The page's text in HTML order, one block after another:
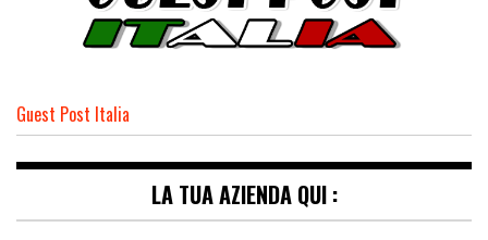
Guest Post Italia
LA TUA AZIENDA QUI :